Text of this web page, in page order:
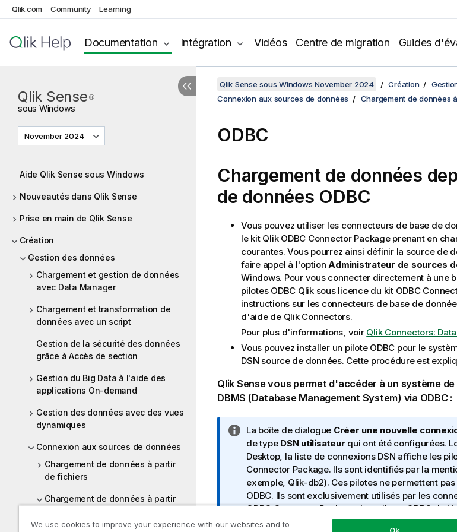
Qlik.com Community Learning
Documentation Intégration Vidéos Centre de migration Guides
Qlik Sense ®
sous Windows
November 2024
Aide Qlik Sense sous Windows
Nouveautés dans Qlik Sense
Prise en main de Qlik Sense
Création
Gestion des données
Chargement et gestion de données
avec Data Manager
Chargement et transformation de
données avec un script
Gestion de la sécurité des données
grâce à Accès de section
Gestion du Big Data à l'aide des
applications On-demand
Gestion des données avec des vues
dynamiques
Connexion aux sources de données
Chargement de données à partir
de fichiers
Chargement de données à partir
ODBC
Qlik Sense sous Windows November 2024 Création
Connexion aux sources de données
Chargement de données
ODBC
Chargement de données
de données ODBC
Vous pouvez utiliser les connecteurs de base de
le kit Qlik ODBC Connector Packageprenant en
courantes. Vous pourrez ainsi définir la source de
faire appel à l'optionAdministrateur de sources
Windows. Pour vous connecter directement à une
pilotes ODBC Qliksous licence du kit ODBC
instructions sur les connecteurs de base de
d'aide de Qlik Connectors.
Pour plus d'informations, voir Qlik Connectors:
Vous pouvez installer un pilote ODBC pour le
DSN source de données. Cette procédure est
Qlik Sensevous permet d'accéder à un système
DBMS (Database Management System) via ODBC:
N
o
t
e
I
n
f
o
La boîte de dialogue Créer une nouvelle
de type DSN utilisateur qui ont été configurées.
Desktop, la liste de connexions DSN affiche les
Connector Package. Ils sont identifiés par la
exemple, Qlik-db2). Ces pilotes ne permettent
ODBC. Ils sont exclusivement utilisés par les
ODBC Connector Package. Les pilotesODBCdu
pas visibles lorsque vous utilisezQlik Sensedans
We use cookies to improve your experience with our websites and to